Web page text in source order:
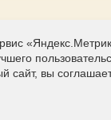
ул.
сайт, вы